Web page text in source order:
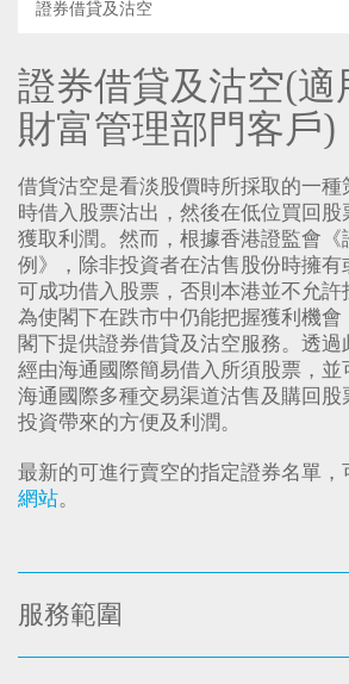
證券借貸及沽空
證券借貸及沽空(適
財富管理部門客戶)
借貨沽空是看淡股價時所採取的一
時借入股票沽出，然後在低位買回
獲取利潤。然而，根據香港證監會《
例》，除非投資者在沽售股份時擁有
可成功借入股票，否則本港並不允許
為使閣下在跌市中仍能把握獲利機
閣下提供證券借貸及沽空服務。透
經由海通國際簡易借入所須股票，
海通國際多種交易渠道沽售及購回
投資帶來的方便及利潤。
最新的可進行賣空的指定證券名單，
網站。
服務範圍